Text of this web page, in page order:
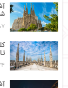
۰۷
۲۴